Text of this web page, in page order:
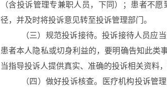
（含投诉管理专兼职人员，下同）；患者不
径，并及时将投诉意见转至投诉管理部门。
（三）规范投诉接待。投诉接待人员应
患者本人隐私或切身利益的，要明确告知此类
当指导投诉人提供真实、准确的投诉相关资料
（四）做好投诉核查。医疗机构投诉管